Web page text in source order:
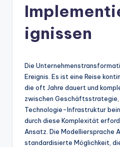
A
si
ignissen
Die
Ereignis. Es ist eine Reise
die oft Jahre dauert und
zwischen Geschäftsstrategie,
Technologie-Infrastruktur
durch diese Komplexität
Ansatz. Die Modelliersprache
standardisierte Möglichkeit,